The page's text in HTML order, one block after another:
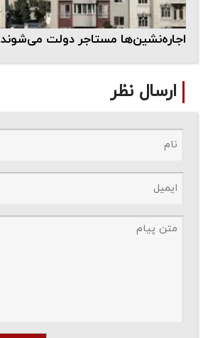
اجاره‌نشین‌ها مستاجر دولت می‌شوند
ارسال نظر